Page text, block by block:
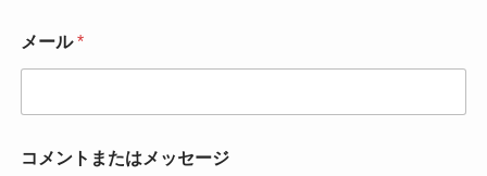
メール*
コメントまたはメッセージ